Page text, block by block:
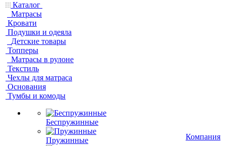
Каталог
Матрасы
Кровати
Подушки и одеяла
Детские товары
Топперы
Матрасы в рулоне
Текстиль
Чехлы для матраса
Основания
Тумбы и комоды
Беспружинные
Пружинные
Компания